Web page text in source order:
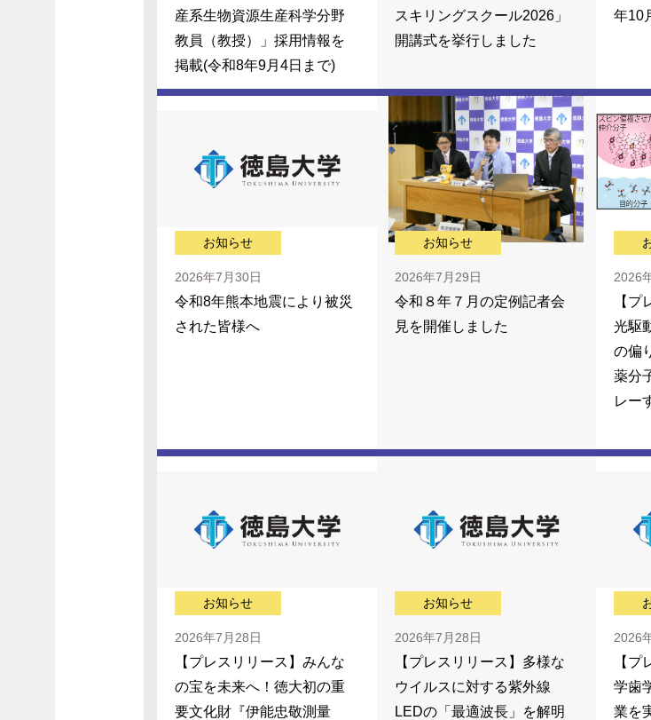
産系生物資源生産科学分野
教員（教授）」採用情報を
掲載(令和8年9月4日まで)
スキリングスクール2026」
開講式を挙行しました
年10
お知らせ
2026年7月30日
令和8年熊本地震により被災
された皆様へ
お知らせ
2026年7月29日
令和８年７月の定例記者会
見を開催しました
2026
【プ
光駆
の偏
薬分
レー
お知らせ
2026年7月28日
【プレスリリース】みんな
の宝を未来へ！徳大初の重
要文化財『伊能忠敬測量
お知らせ
2026年7月28日
【プレスリリース】多様な
ウイルスに対する紫外線
LEDの「最適波長」を解明
2026
【
学歯
業を